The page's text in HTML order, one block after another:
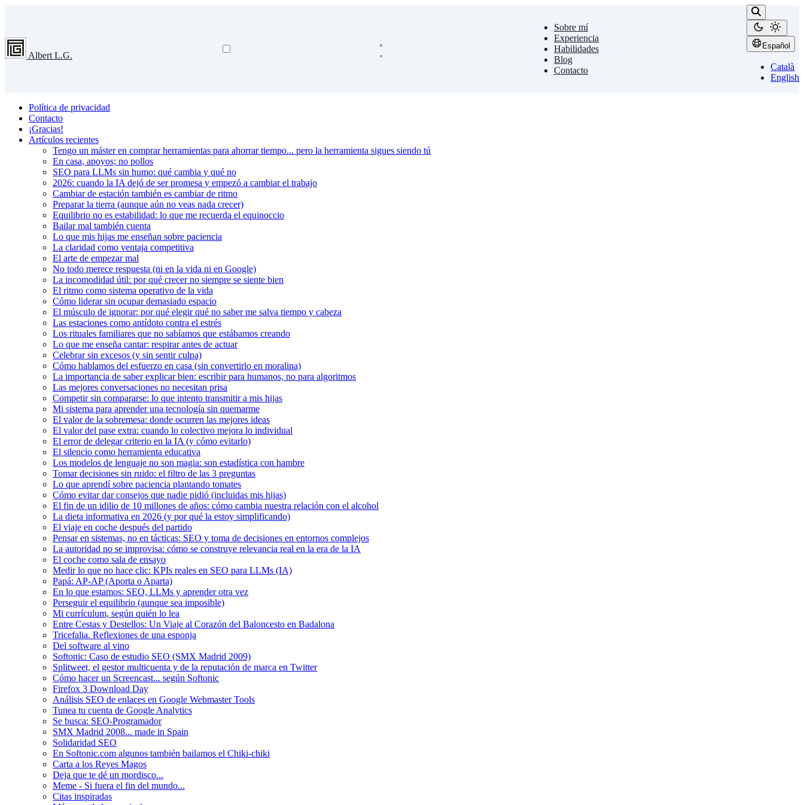
Albert L.G.
Sobre mí
Experiencia
Habilidades
Blog
Contacto
Español
Català
English
Política de privacidad
Contacto
¡Gracias!
Artículos recientes
Tengo un máster en comprar herramientas para ahorrar tiempo... pero la herramienta sigues siendo tú
En casa, apoyos; no pollos
SEO para LLMs sin humo: qué cambia y qué no
2026: cuando la IA dejó de ser promesa y empezó a cambiar el trabajo
Cambiar de estación también es cambiar de ritmo
Preparar la tierra (aunque aún no veas nada crecer)
Equilibrio no es estabilidad: lo que me recuerda el equinoccio
Bailar mal también cuenta
Lo que mis hijas me enseñan sobre paciencia
La claridad como ventaja competitiva
El arte de empezar mal
No todo merece respuesta (ni en la vida ni en Google)
La incomodidad útil: por qué crecer no siempre se siente bien
El ritmo como sistema operativo de la vida
Cómo liderar sin ocupar demasiado espacio
El músculo de ignorar: por qué elegir qué no saber me salva tiempo y cabeza
Las estaciones como antídoto contra el estrés
Los rituales familiares que no sabíamos que estábamos creando
Lo que me enseña cantar: respirar antes de actuar
Celebrar sin excesos (y sin sentir culpa)
Cómo hablamos del esfuerzo en casa (sin convertirlo en moralina)
La importancia de saber explicar bien: escribir para humanos, no para algoritmos
Las mejores conversaciones no necesitan prisa
Competir sin compararse: lo que intento transmitir a mis hijas
Mi sistema para aprender una tecnología sin quemarme
El valor de la sobremesa: donde ocurren las mejores ideas
El valor del pase extra: cuando lo colectivo mejora lo individual
El error de delegar criterio en la IA (y cómo evitarlo)
El silencio como herramienta educativa
Los modelos de lenguaje no son magia: son estadística con hambre
Tomar decisiones sin ruido: el filtro de las 3 preguntas
Lo que aprendí sobre paciencia plantando tomates
Cómo evitar dar consejos que nadie pidió (incluidas mis hijas)
El fin de un idilio de 10 millones de años: cómo cambia nuestra relación con el alcohol
La dieta informativa en 2026 (y por qué la estoy simplificando)
El viaje en coche después del partido
Pensar en sistemas, no en tácticas: SEO y toma de decisiones en entornos complejos
La autoridad no se improvisa: cómo se construye relevancia real en la era de la IA
El coche como sala de ensayo
Medir lo que no hace clic: KPIs reales en SEO para LLMs (IA)
Papá: AP-AP (Aporta o Aparta)
En lo que estamos: SEO, LLMs y aprender otra vez
Perseguir el equilibrio (aunque sea imposible)
Mi currículum, según quién lo lea
Entre Cestas y Destellos: Un Viaje al Corazón del Baloncesto en Badalona
Tricefalia. Reflexiones de una esponja
Del software al vino
Softonic: Caso de estudio SEO (SMX Madrid 2009)
Splitweet, el gestor multicuenta y de la reputación de marca en Twitter
Cómo hacer un Screencast... según Softonic
Firefox 3 Download Day
Análisis SEO de enlaces en Google Webmaster Tools
Tunea tu cuenta de Google Analytics
Se busca: SEO-Programador
SMX Madrid 2008... made in Spain
Solidaridad SEO
En Softonic.com algunos también bailamos el Chiki-chiki
Carta a los Reyes Magos
Deja que te dé un mordisco...
Meme - Si fuera el fin del mundo...
Citas inspiradas